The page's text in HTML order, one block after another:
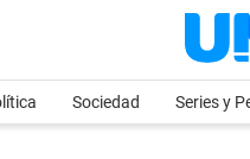
Sociedad Series y